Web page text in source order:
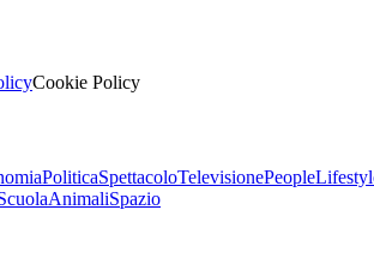
Cookie Policy
PoliticaSpettacoloTelevisionePeople
AnimaliSpazio